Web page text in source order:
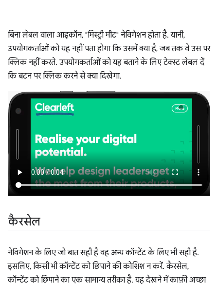
बिना लेबल वाला आइकॉन, "मिस्ट्री मीट" नेविगेशन होता है. यानी,
उपयोगकर्ताओं को यह नहीं पता होगा कि उसमें क्या है, जब तक वे उस पर
क्लिक नहीं करते. उपयोगकर्ताओं को यह बताने के लिए टेक्स्ट लेबल दें
कि बटन पर क्लिक करने से क्या दिखेगा.
कैरसेल
नेविगेशन के लिए जो बात सही है वह अन्य कॉन्टेंट के लिए भी सही है.
इसलिए, किसी भी कॉन्टेंट को छिपाने की कोशिश न करें. कैरसेल,
कॉन्टेंट को छिपाने का एक सामान्य तरीका है. यह देखने में काफ़ी अच्छा